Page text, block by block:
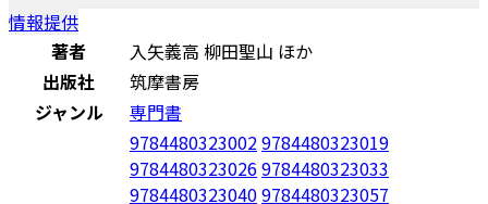
情報提供
著者
入矢義高 柳田聖山 ほか
出版社
筑摩書房
ジャンル
専門書
97844803230029784480323019
97844803230269784480323033
97844803230409784480323057